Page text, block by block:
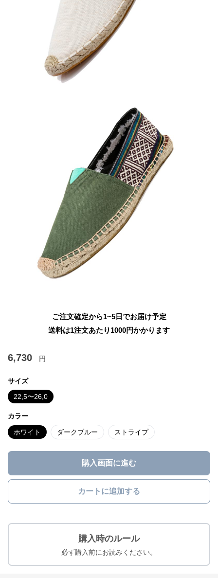
ご注文確定から1~5日でお届け予定
送料は1注文あたり 1000円かかります
6,730 円
サイズ
22,5〜26,0
カラー
ホワイト ダークブルー ストライプ
購入画面に進む
カートに追加する
購入時のルール
必ず購入前にお読みください。